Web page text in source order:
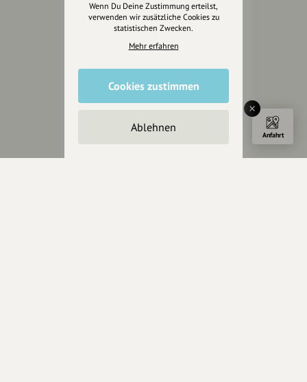
Anfahrt
Wenn Du Deine Zustimmung erteilst,
verwenden wir zusätzliche Cookies zu
statistischen Zwecken.
Mehr erfahren
Cookies zustimmen
Ablehnen